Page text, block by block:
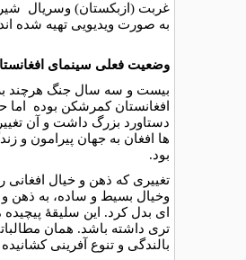
غربت (ازبکستان) وسريال
به صورت ويديويی تهيه شده
وضعيت فعلی سينمای
بيست و سه سال جنگ هرچند
افغانستان کمرشکن بوده اما
دستاورد بزرگ داشت و آن
ها افغان به جهان پيرامون و
بود.
تغييری که ذهن و خيال افغانی
وخيال بسيط و ساده، به ذهن و
ای بدل کرد. این سليقۀ
تری داشته باشد. همان
بالندگی و تنوع آفرينی